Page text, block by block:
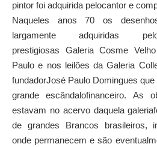
pintor foi adquirida pelocantor e
Naqueles anos 70 os
largamente adquiridas
prestigiosas Galeria Cosme
Paulo e nos leilões da Galeria
fundadorJosé Paulo Domingues
grande escândalofinanceiro. As
estavam no acervo daquela
de grandes Brancos brasileiros,
onde permanecem e são